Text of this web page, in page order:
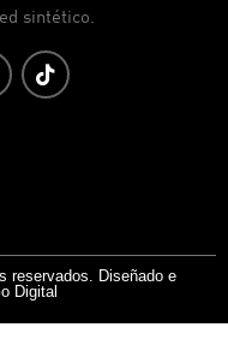
sintético.
reservados. Diseñado e
Digital